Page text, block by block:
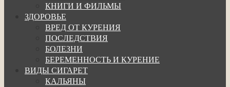
КНИГИ И ФИЛЬМЫ
ЗДОРОВЬЕ
ВРЕД ОТ КУРЕНИЯ
ПОСЛЕДСТВИЯ
БОЛЕЗНИ
БЕРЕМЕННОСТЬ И КУРЕНИЕ
ВИДЫ СИГАРЕТ
КАЛЬЯНЫ